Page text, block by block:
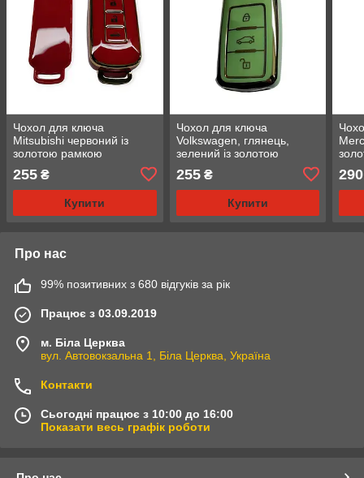
Чохол для ключа
Mitsubishi червоний із
золотою рамкою
255 ₴
Купити
Чохол для ключа
Volkswagen, глянець,
зелений із золотою
255₴
Купити
290
Про нас
99% позитивних з 680 відгуків за рік
Працює з 03.09.2019
м. Біла Церква
вул. Автовокзальна 1, Біла Церква, Україна
Контакти
Сьогодні працює з 10:00 до 16:00
Показати весь графік роботи